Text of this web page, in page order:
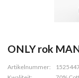
ONLY rok
Artikelnummer: